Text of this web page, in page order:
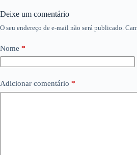
Deixe um comentário
O seu endereço de e-mail não será publicado.
Nome *
Adicionar comentário *